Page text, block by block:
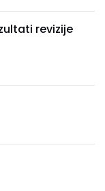
revizije